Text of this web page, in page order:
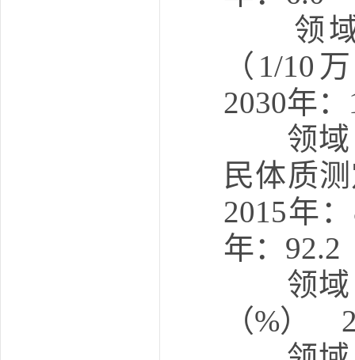
领域
（1/
2030年：
领域
民体质
2015年
年：92.2
领域
（%）